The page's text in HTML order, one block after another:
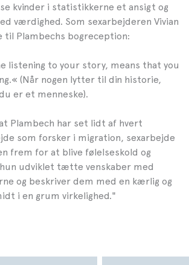
kvinder i statistikkerne et ansigt og
værdighed. Som sexarbejderen Vivian
til Plambechs bogreception:
listening to your story, means that you
(Når nogen lytter til din historie,
er et menneske).
Plambech har set lidt af hvert
som forsker i migration, sexarbejde
frem for at blive følelseskold og
udviklet tætte venskaber med
og beskriver dem med en kærlig og
i en grum virkelighed."